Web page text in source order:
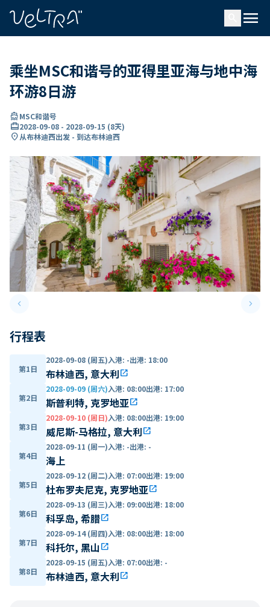
menu
乘坐MSC和谐号的亚得里亚海与地中海
环游8日游
directions_boatMSC和谐号
card_travel2028-09-08 - 2028-09-15 (8天)
location_on从布林迪西出发 - 到达布林迪西
keyboard_arrow_leftPrevious slide keyboard_arrow_right
行程表
第1日
2028-09-08 (周五)入港: -出港: 18:00
布林迪西, 意大利open_in_new
第2日
2028-09-09 (周六)入港: 08:00出港: 17:00
斯普利特, 克罗地亚open_in_new
第3日
2028-09-10 (周日)入港: 08:00出港: 19:00
威尼斯-马格拉, 意大利open_in_new
第4日
2028-09-11 (周一)入港: -出港: -
海上
第5日
2028-09-12 (周二)入港: 07:00出港: 19:00
杜布罗夫尼克, 克罗地亚open_in_new
第6日
2028-09-13 (周三)入港: 09:00出港: 18:00
科孚岛, 希腊open_in_new
第7日
2028-09-14 (周四)入港: 08:00出港: 18:00
科托尔, 黑山 open_in_new
第8日
2028-09-15 (周五)入港: 07:00出港: -
布林迪西, 意大利open_in_new